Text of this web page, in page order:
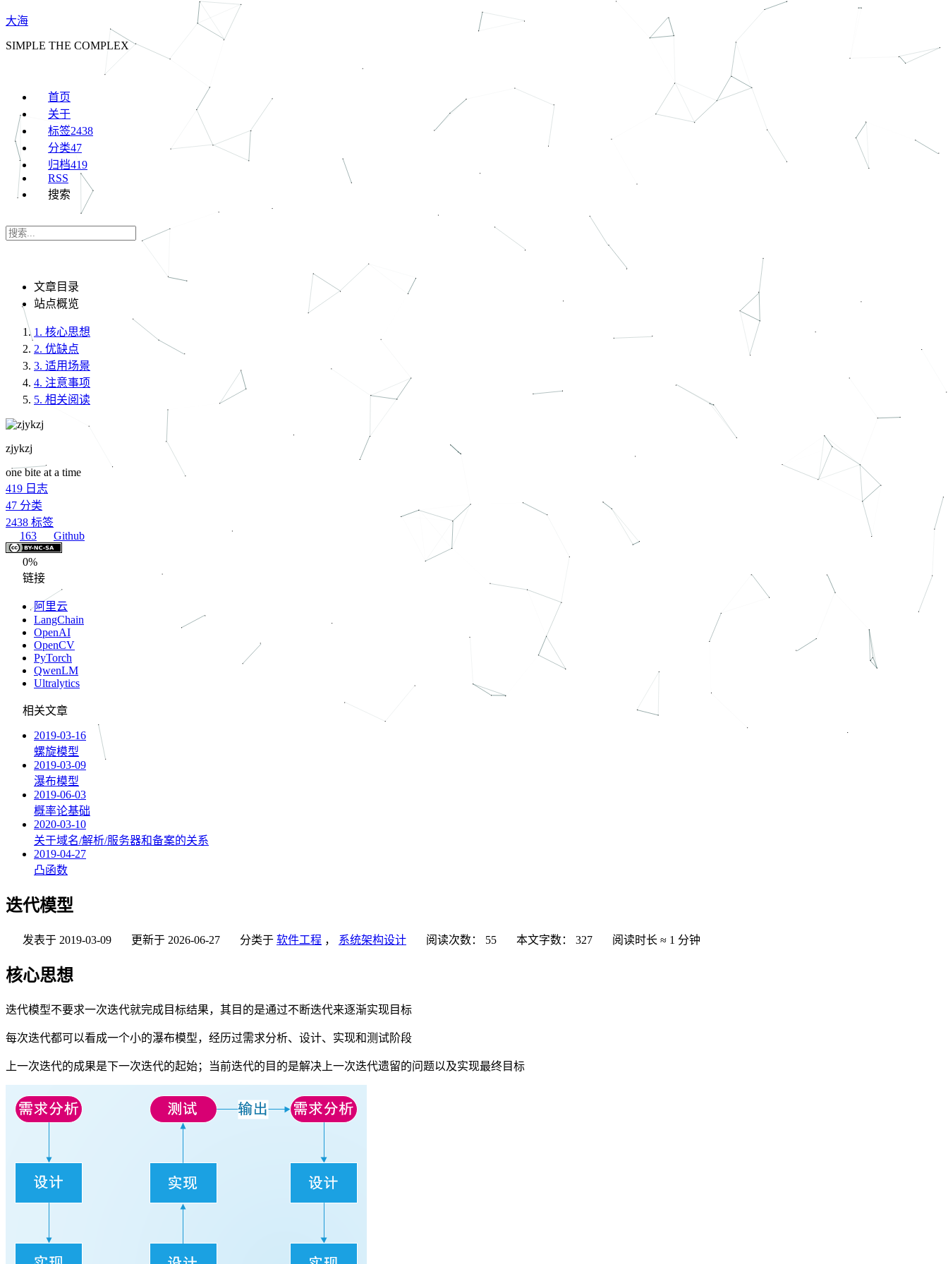
大海
SIMPLE THE COMPLEX
首页
关于
标签2438
分类47
归档419
RSS
搜索
文章目录
站点概览
1. 核心思想
2. 优缺点
3. 适用场景
4. 注意事项
5. 相关阅读
zjykzj
one bite at a time
419 日志
47 分类
2438 标签
163
Github
0%
链接
阿里云
LangChain
OpenAI
OpenCV
PyTorch
QwenLM
Ultralytics
相关文章
2019-03-16
螺旋模型
2019-03-09
瀑布模型
2019-06-03
概率论基础
2020-03-10
关于域名/解析/服务器和备案的关系
2019-04-27
凸函数
迭代模型
发表于 2019-03-09 更新于 2026-06-27 分类于 软件工程 ， 系统架构设计 阅读次数： 55 本文字数： 327 阅读时长 ≈ 1 分钟
核心思想
迭代模型不要求一次迭代就完成目标结果，其目的是通过不断迭代来逐渐实现目标
每次迭代都可以看成一个小的瀑布模型，经历过需求分析、设计、实现和测试阶段
上一次迭代的成果是下一次迭代的起始；当前迭代的目的是解决上一次迭代遗留的问题以及实现最终目标